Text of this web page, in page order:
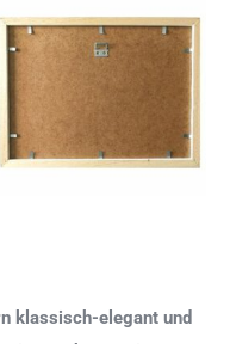
klassisch-elegant und